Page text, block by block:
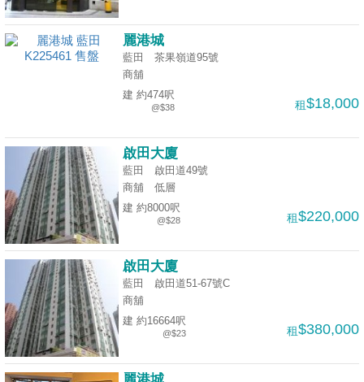
客
地
數
據
公
佈
置
業
手
冊
關
於
麗港城
藍田 茶果嶺道95號
商舖
建 約474呎
@$38 租$18,000
啟田大廈
藍田 啟田道49號
商舖
低層
建 約8000呎
@$28 租$220,000
啟田大廈
藍田 啟田道51-67號C
商舖
建 約16664呎
@$23 租$380,000